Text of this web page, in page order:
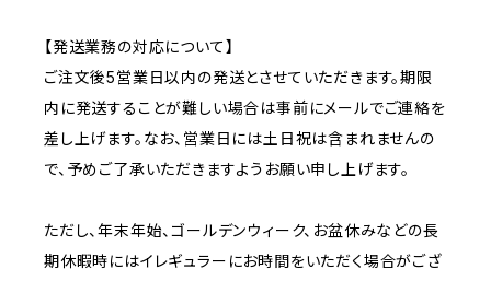
【発送業務の対応について】
ご注文後5営業日以内の発送とさせていただきます。期限
内に発送することが難しい場合は事前にメールでご連絡を
差し上げます。なお、営業日には土日祝は含まれませんの
で、予めご了承いただきますようお願い申し上げます。
ただし、年末年始、ゴールデンウィーク、お盆休みなどの長
期休暇時にはイレギュラーにお時間をいただく場合がござ